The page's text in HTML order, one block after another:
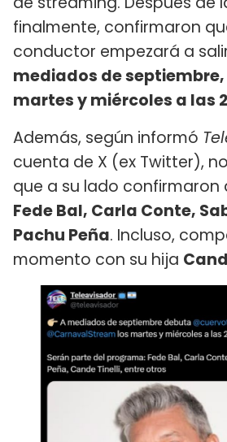
finalmente, confirmaron
conductor empezará a
mediados de
martes y miércoles a las
Además, según informó
cuenta de X (ex Twitter),
que a su lado confirmaron
Fede Bal, Carla Conte,
Pachu Peña. Incluso,
momento con su hija